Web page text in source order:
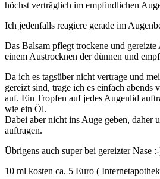
höchst verträglich im empfindlichen
Ich jedenfalls reagiere gerade im
Das Balsam pflegt trockene und
einem Austrocknen der dünnen und
Da ich es tagsüber nicht vertrage und
gereizt sind, trage ich es einfach abends
auf. Ein Tropfen auf jedes Augenlid
wie ein Öl.
Dabei aber nicht ins Auge geben, daher
auftragen.
Übrigens auch super bei gereizter Nase
10 ml kosten ca. 5 Euro (